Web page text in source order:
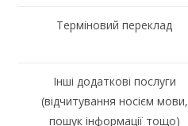
Терміновий переклад
Інші додаткові послуги
(відчитування носієм мови,
пошук інформації тощо)